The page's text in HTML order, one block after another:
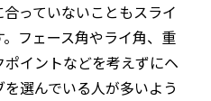
っていないこともスライ
フェース角やライ角、重
イントなどを考えずにヘ
選んでいる人が多いよう